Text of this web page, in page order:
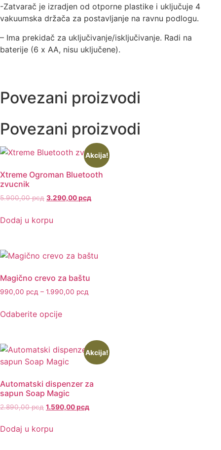
-Zatvarač je izradjen od otporne plastike i uključuje 4
vakuumska držača za postavljanje na ravnu podlogu.
– Ima prekidač za uključivanje/isključivanje. Radi na
baterije (6 x AA, nisu uključene).
Povezani proizvodi
Povezani proizvodi
Akcija!
Xtreme Ogroman Bluetooth
zvucnik
5.900,00рсд 3.290,00рсд
Dodaj u korpu
Magično crevo za baštu
990,00 рсд – 1.990,00 рсд
Odaberite opcije
Akcija!
Automatski dispenzer za
sapun Soap Magic
2.890,00рсд 1.590,00рсд
Dodaj u korpu